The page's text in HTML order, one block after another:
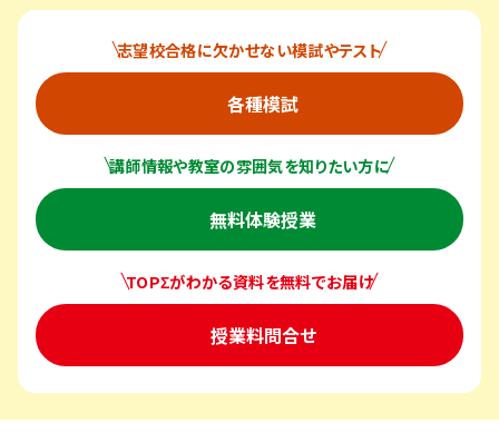
志望校合格に欠かせない模試やテスト
各種模試
講師情報や教室の雰囲気を知りたい方に
無料体験授業
TOPΣがわかる資料を無料でお届け
授業料問合せ